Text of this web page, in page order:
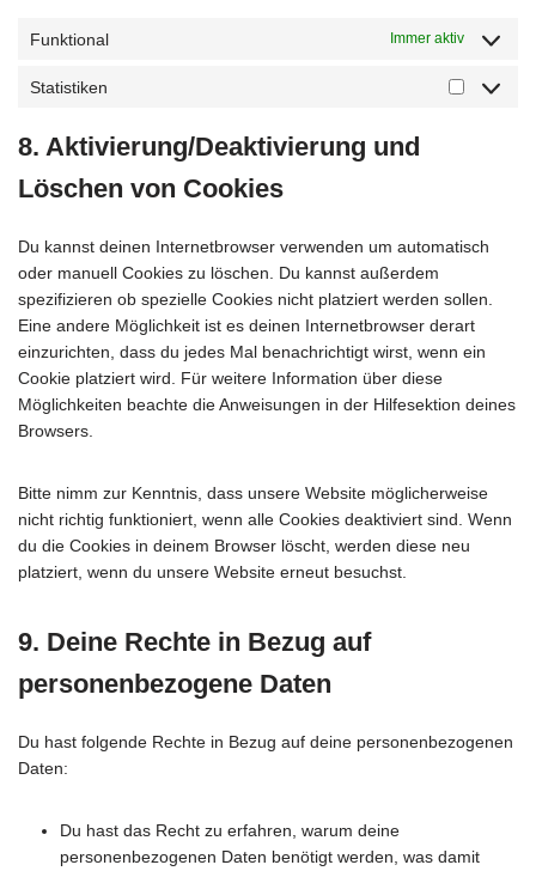
Funktional Immer aktiv
Statistiken
8. Aktivierung/Deaktivierung und
Löschen von Cookies
Du kannst deinen Internetbrowser verwenden um automatisch
oder manuell Cookies zu löschen. Du kannst außerdem
spezifizieren ob spezielle Cookies nicht platziert werden sollen.
Eine andere Möglichkeit ist es deinen Internetbrowser derart
einzurichten, dass du jedes Mal benachrichtigt wirst, wenn ein
Cookie platziert wird. Für weitere Information über diese
Möglichkeiten beachte die Anweisungen in der Hilfesektion deines
Browsers.
Bitte nimm zur Kenntnis, dass unsere Website möglicherweise
nicht richtig funktioniert, wenn alle Cookies deaktiviert sind. Wenn
du die Cookies in deinem Browser löscht, werden diese neu
platziert, wenn du unsere Website erneut besuchst.
9. Deine Rechte in Bezug auf
personenbezogene Daten
Du hast folgende Rechte in Bezug auf deine personenbezogenen
Daten:
Du hast das Recht zu erfahren, warum deine
personenbezogenen Daten benötigt werden, was damit